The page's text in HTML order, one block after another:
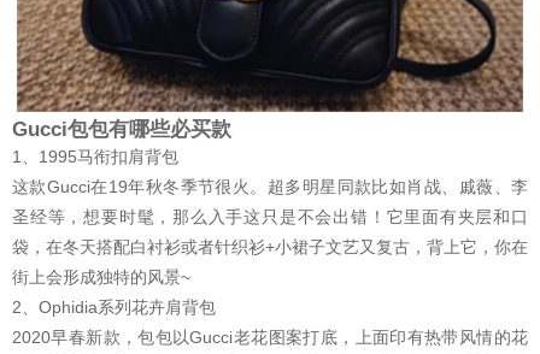
Gucci包包有哪些必买款
1、1995马衔扣肩背包
这款Gucci在19年秋冬季节很火。超多明星同款比如肖战、戚薇、李
圣经等，想要时髦，那么入手这只是不会出错！它里面有夹层和口
袋，在冬天搭配白衬衫或者针织衫+小裙子文艺又复古，背上它，你在
街上会形成独特的风景~
2、Ophidia系列花卉肩背包
2020早春新款，包包以Gucci老花图案打底，上面印有热带风情的花